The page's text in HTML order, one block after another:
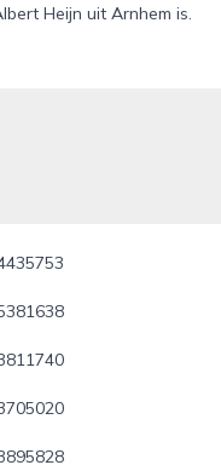
Heijn uit Arnhem is.